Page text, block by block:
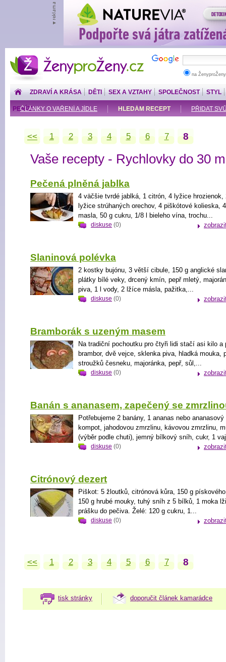
ŽenyproŽeny.cz
na
ZDRAVÍ A KRÁSA DĚTI SEX A VZTAHY SPOLEČNOST STYL
ČLÁNKY O VAŘENÍ A JÍDLE HLEDÁM RECEPT PŘIDAT
PENÍZE
<< 1 2 3 4 5 6 7 8
Vaše recepty - Rychlovky do 30
Pečená plněná jablka
4 väčšie tvrdé jablká, 1 citrón, 4 lyžice hrozienok,
lyžice strúhaných orechov, 4 piškótové kolieska,
masla, 50 g cukru, 1/8 l bieleho vína, trochu...
diskuse (0)
Slaninová polévka
2 kostky bujónu, 3 větší cibule, 150 g anglické
plátky bílé veky, drcený kmín, pepř mletý,
piva, 1 l vody, 2 lžíce másla, pažitka,...
diskuse (0)
Bramborák s uzeným masem
Na tradiční pochoutku pro čtyři lidi stačí asi kilo a
brambor, dvě vejce, sklenka piva, hladká mouka,
stroužků česneku, majoránka, pepř, sůl,...
diskuse (0)
Banán s ananasem, zapečený se
Potřebujeme 2 banány, 1 ananas nebo ananasový
kompot, jahodovou zmrzlinu, kávovou zmrzlinu,
(výběr podle chuti), jemný bílkový sníh, cukr, 1
diskuse (0)
Citrónový dezert
Piškot: 5 žloutků, citrónová kůra, 150 g
150 g hrubé mouky, tuhý sníh z 5 bílků, 1 moka
prášku do pečiva. Želé: 120 g cukru, 1...
diskuse (0)
<< 1 2 3 4 5 6 7 8
tisk stránky doporučit článek kamarádce